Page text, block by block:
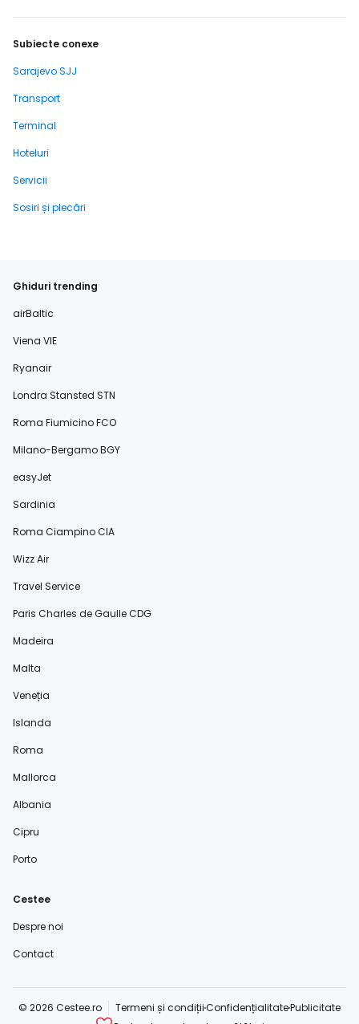
Subiecte conexe
Sarajevo SJJ
Transport
Terminal
Hoteluri
Servicii
Sosiri și plecări
Ghiduri trending
airBaltic
Viena VIE
Ryanair
Londra Stansted STN
Roma Fiumicino FCO
Milano-Bergamo BGY
easyJet
Sardinia
Roma Ciampino CIA
Wizz Air
Travel Service
Paris Charles de Gaulle CDG
Madeira
Malta
Veneția
Islanda
Roma
Mallorca
Albania
Cipru
Porto
Cestee
Despre noi
Contact
© 2026 Cestee.ro Termeni și condițiiConfidențialitatePublicitate